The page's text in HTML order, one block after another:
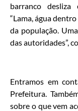
barranco desliza
“Lama, água
da população.
das autoridades”,
Entramos em
Prefeitura.
sobre o que vem